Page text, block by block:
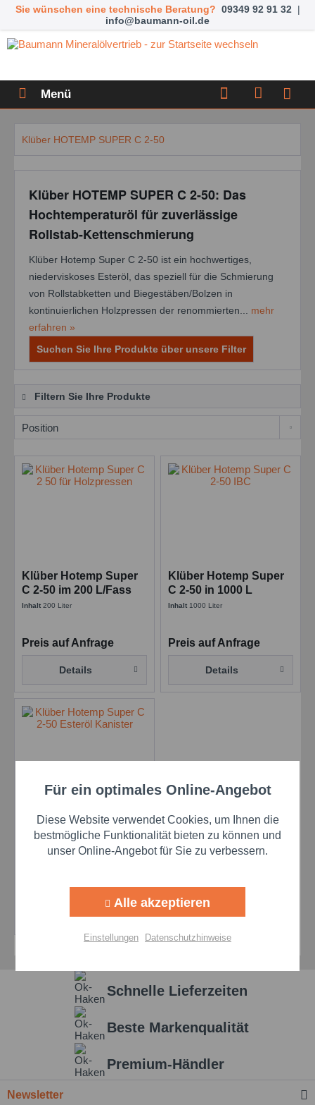
Sie wünschen eine technische Beratung? 09349 92 91 32 |
info@baumann-oil.de
Menü
Klüber HOTEMP SUPER C 2-50
Klüber HOTEMP SUPER C 2-50: Das
Hochtemperaturöl für zuverlässige
Rollstab-Kettenschmierung
Klüber Hotemp Super C 2-50 ist ein hochwertiges,
niederviskoses Esteröl, das speziell für die Schmierung
von Rollstabketten und Biegestäben/Bolzen in
kontinuierlichen Holzpressen der renommierten... mehr
erfahren »
Suchen Sie Ihre Produkte über unsere Filter
Filtern Sie Ihre Produkte
Klüber Hotemp Super
C 2-50 im 200 L/Fass
Hochtemperaturöl
Inhalt200 Liter
Preis auf Anfrage
Details
Klüber Hotemp Super
C 2-50 in 1000 L
Hochtemperaturöl
Inhalt 1000 Liter
Preis auf Anfrage
Details
Klüber Hotemp Super
C 2-50 im 20 L/KA
Hochtemperaturöl
20 Liter
Preis auf Anfrage
Schnelle Lieferzeiten
Beste Markenqualität
Premium-Händler
Newsletter
Funktionale Aktiv
Marketing Aktiv
Personalisierung Aktiv
Für ein optimales Online-Angebot
Diese Website verwendet Cookies, um Ihnen die
bestmögliche Funktionalität bieten zu können und
unser Online-Angebot für Sie zu verbessern.
Alle akzeptieren
Einstellungen Datenschutzhinweise